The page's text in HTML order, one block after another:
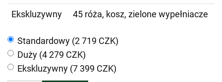
Ekskluzywny
45 róża, kosz, zielone wypełniacze
Standardowy (2 719 CZK)
Duży (4 279 CZK)
Ekskluzywny (7 399 CZK)